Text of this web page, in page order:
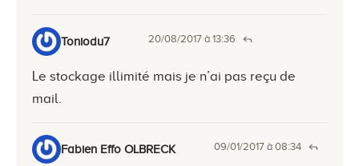
Toniodu7 20/08/2017 à 13:36
Le stockage illimité mais je n’ai pas reçu de
mail.
Fabien Effo OLBRECK 09/01/2017 à 08:34